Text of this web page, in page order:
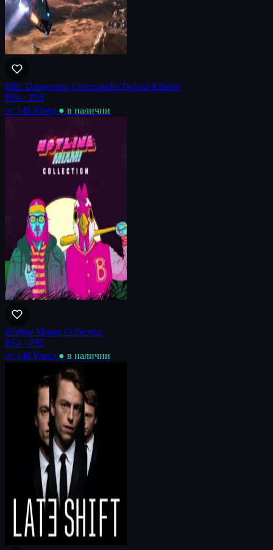
Elite Dangerous: Commander Deluxe Edition
PS4 · PS5
от 149 ₽/нед ● в наличии
Hotline Miami Collection
PS4 · PS5
от 149 ₽/нед ● в наличии